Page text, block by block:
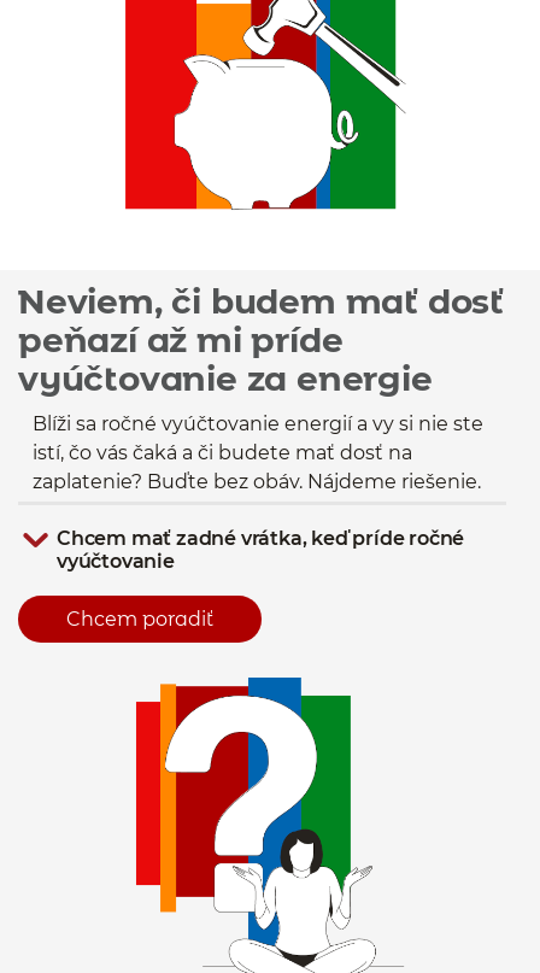
Neviem, či budem mať dosť
peňazí až mi príde
vyúčtovanie za energie
Blíži sa ročné vyúčtovanie energií a vy si nie ste
istí, čo vás čaká a či budete mať dosť na
zaplatenie? Buďte bez obáv. Nájdeme riešenie.
Chcem mať zadné vrátka, keď príde ročné
vyúčtovanie
Chcem poradiť